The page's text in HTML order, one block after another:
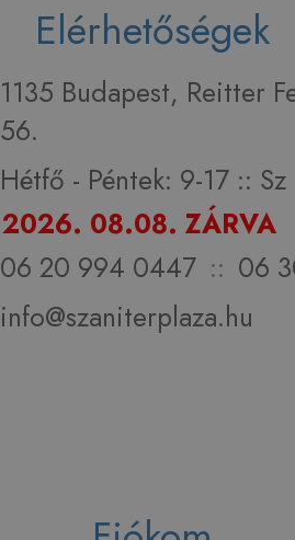
Elérhetőségek
1135 Budapest, Reitter
56.
Hétfő - Péntek: 9-17 :: Sz
2026. 08.08. ZÁRVA
06 20 994 0447 :: 06
info@szaniterplaza.hu